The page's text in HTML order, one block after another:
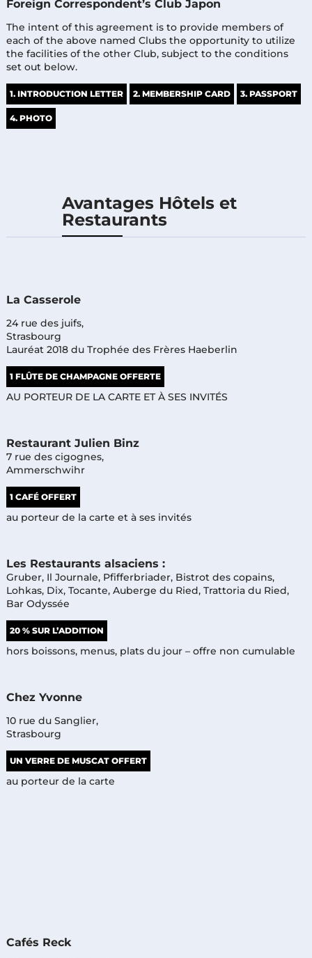
Foreign Correspondent’s Club Japon
The intent of this agreement is to provide members of
each of the above named Clubs the opportunity to utilize
the facilities of the other Club, subject to the conditions
set out below.
1. INTRODUCTION LETTER 2. MEMBERSHIP CARD 3. PASSPORT
4. PHOTO
Avantages Hôtels et
Restaurants
La Casserole
24 rue des juifs,
Strasbourg
Lauréat 2018 du Trophée des Frères Haeberlin
1 FLÛTE DE CHAMPAGNE OFFERTE
AU PORTEUR DE LA CARTE ET À SES INVITÉS
Restaurant Julien Binz
7 rue des cigognes,
Ammerschwihr
1 CAFÉ OFFERT
au porteur de la carte et à ses invités
Les Restaurants alsaciens :
Gruber, Il Journale, Pfifferbriader, Bistrot des copains,
Lohkas, Dix, Tocante, Auberge du Ried, Trattoria du Ried,
Bar Odyssée
20 % SUR L’ADDITION
hors boissons, menus, plats du jour – offre non cumulable
Chez Yvonne
10 rue du Sanglier,
Strasbourg
UN VERRE DE MUSCAT OFFERT
au porteur de la carte
Cafés Reck